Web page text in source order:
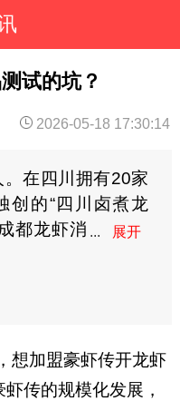
试的坑？
2026-05-18 17:30:14
在四川拥有20家
创的“四川卤煮龙
都龙虾消
信：hxz9861，公
）
想加盟豪虾传开龙虾
传的规模化发展，